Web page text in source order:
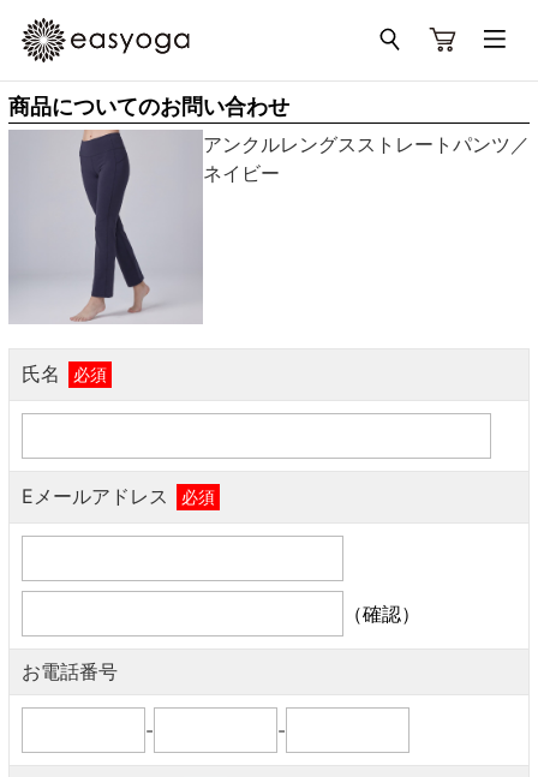
商品についてのお問い合わせ
アンクルレングスストレートパンツ／
ネイビー
氏名 必須
Eメールアドレス 必須
（確認）
お電話番号
- -